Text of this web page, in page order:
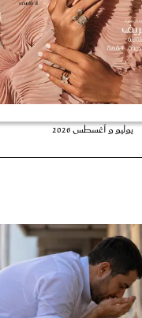
يوليو و أغسطس 2026
غلاف رفمي